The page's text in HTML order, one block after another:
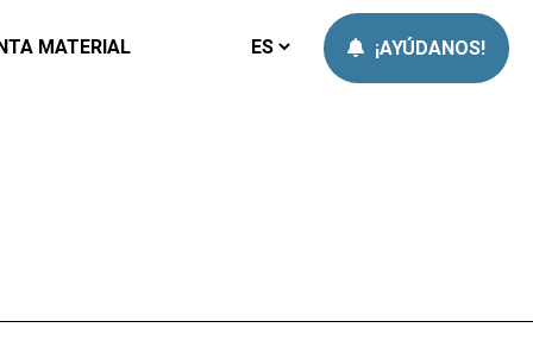
MATERIAL ¡AYÚDANOS!